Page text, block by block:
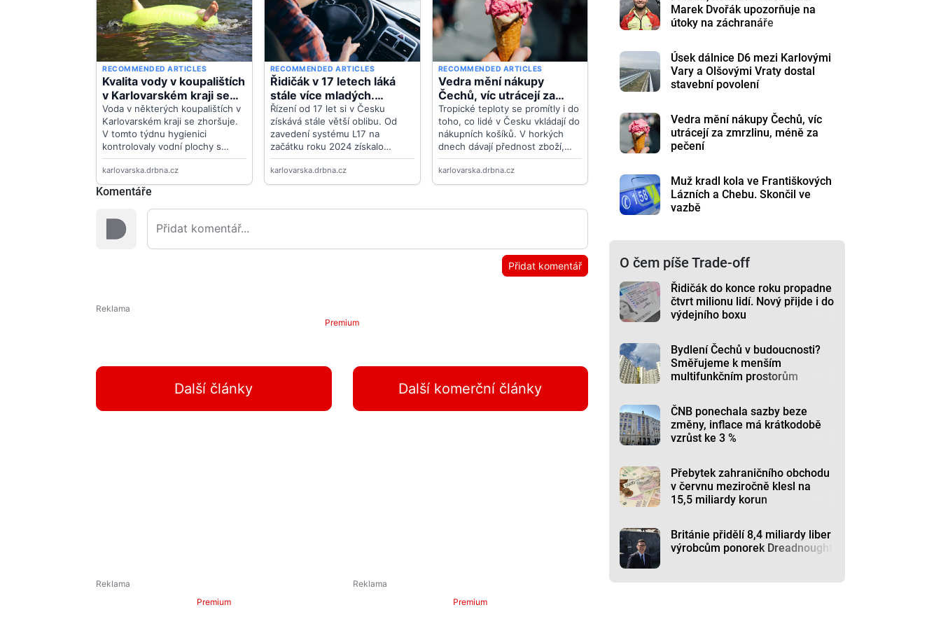
Komentáře
Přidat komentář
Premium
Další články Další komerční články
Marek Dvořák upozorňuje na
útoky na záchranáře
Úsek dálnice D6 mezi Karlovými
Vary a Olšovými Vraty dostal
stavební povolení
Vedra mění nákupy Čechů, víc
utrácejí za zmrzlinu, méně za
pečení
Muž kradl kola ve Františkových
Lázních a Chebu. Skončil ve
vazbě
O čem píše Trade-off
Řidičák do konce roku propadne
čtvrt milionu lidí. Nový přijde i do
výdejního boxu
Bydlení Čechů v budoucnosti?
Směřujeme k menším
multifunkčním prostorům
ČNB ponechala sazby beze
změny, inflace má krátkodobě
vzrůst ke 3 %
Přebytek zahraničního obchodu
v červnu meziročně klesl na
15,5 miliardy korun
Británie přidělí 8,4 miliardy liber
výrobcům ponorek Dreadnought
Premium Premium